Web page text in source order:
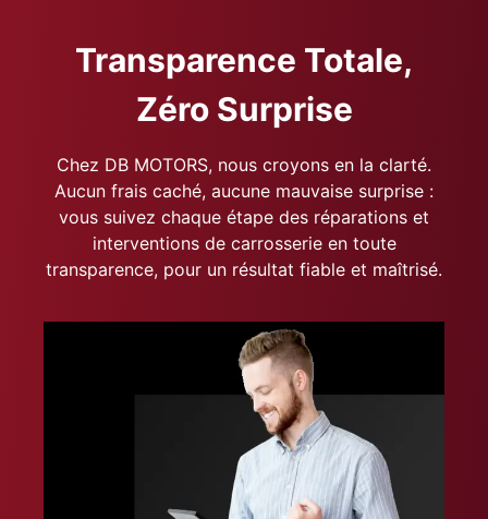
Transparence Totale,
Zéro Surprise
Chez DB MOTORS, nous croyons en la clarté.
Aucun frais caché, aucune mauvaise surprise :
vous suivez chaque étape des réparations et
interventions de carrosserie en toute
transparence, pour un résultat fiable et maîtrisé.